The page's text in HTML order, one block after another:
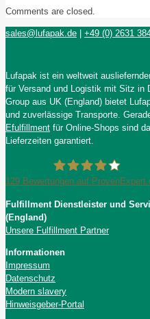
Comments are closed.
sales@lufapak.de | +49 (0) 2631
Lufapak ist ein weltweit
für Versand und Logistik mit Sitz in
Group aus UK (England) bietet
und zuverlässige Transporte.
Efulfillment für Online-Shops sind
Lieferzeiten garantiert.
Lufapak GmbH
129 Bewertungen auf
Fulfillment Dienstleister und
(England)
Unsere Fulfillment Partner
Informationen
Impressum
Datenschutz
Modern slavery
Hinweisgeber-Portal